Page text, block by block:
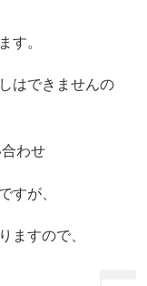
す。
はできませんの
わせ
すが、
ますので、